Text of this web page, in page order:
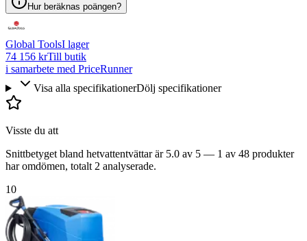
Hur beräknas poängen?
Global ToolsI lager
74 156 krTill butik
i samarbete med PriceRunner
Visa alla specifikationerDölj specifikationer
Visste du att
Snittbetyget bland hetvattentvättar är 5.0 av 5 — 1 av 48 produkter
har omdömen, totalt 2 analyserade.
10